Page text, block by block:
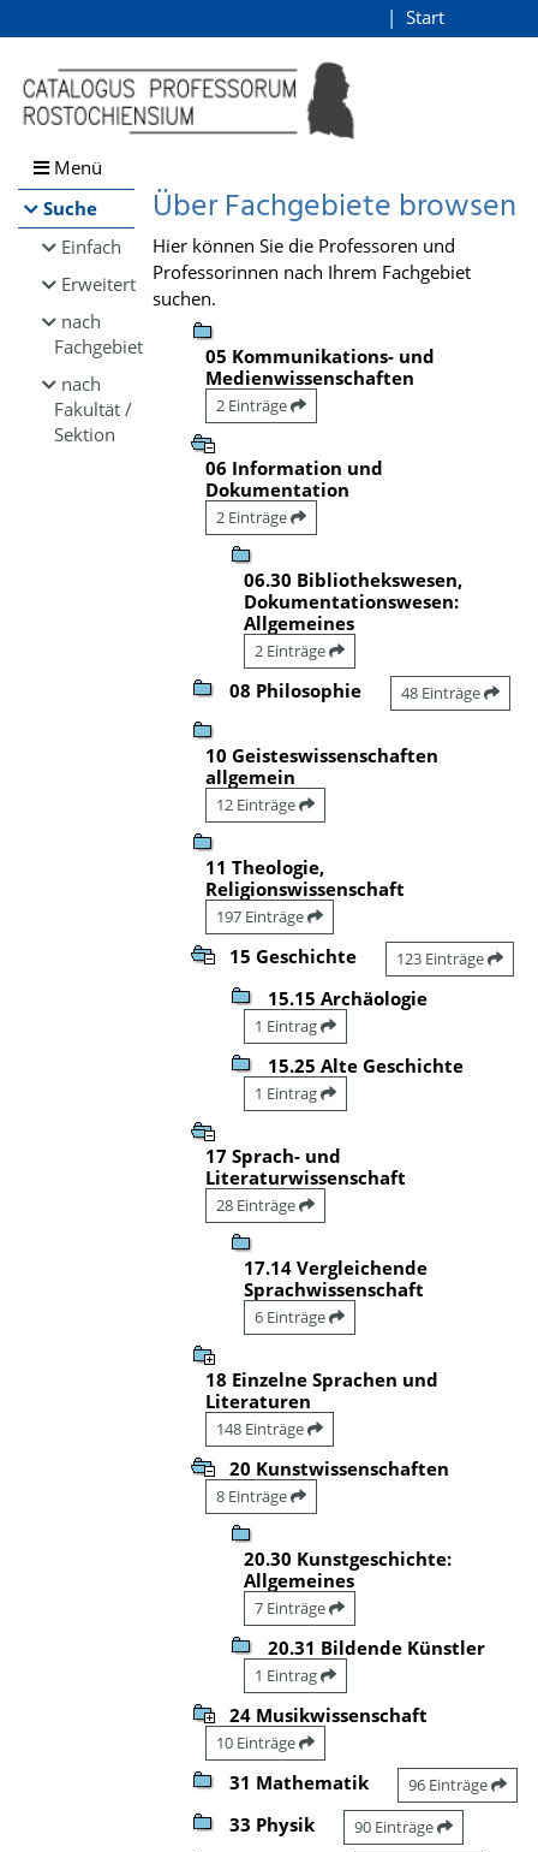
Browsen
direkt zum Inhalt
Start
Menü
Suche
Einfach
Erweitert
nach
Fachgebiet
nach
Fakultät /
Sektion
Über Fachgebiete browsen
Hier können Sie die Professoren und
Professorinnen nach Ihrem Fachgebiet
suchen.
05 Kommunikations- und
Medienwissenschaften
2 Einträge
06 Information und
Dokumentation
2 Einträge
06.30 Bibliothekswesen,
Dokumentationswesen:
Allgemeines
2 Einträge
08 Philosophie 48 Einträge
10 Geisteswissenschaften
allgemein
12 Einträge
11 Theologie,
Religionswissenschaft
197 Einträge
15 Geschichte 123 Einträge
15.15 Archäologie
1 Eintrag
15.25 Alte Geschichte
1 Eintrag
17 Sprach- und
Literaturwissenschaft
28 Einträge
17.14 Vergleichende
Sprachwissenschaft
6 Einträge
18 Einzelne Sprachen und
Literaturen
148 Einträge
20 Kunstwissenschaften
8 Einträge
20.30 Kunstgeschichte:
Allgemeines
7 Einträge
20.31 Bildende Künstler
1 Eintrag
24 Musikwissenschaft
10 Einträge
31 Mathematik 96 Einträge
33 Physik 90 Einträge